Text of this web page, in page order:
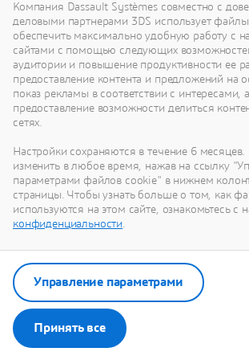
решениях.
Сброс
Компания Dassault Systèmes совместно с
деловыми партнерами 3DS использует
обеспечить максимально удобную работу с
сайтами с помощью следующих
аудитории и повышение продуктивности ее
предоставление контента и предложений на
показ рекламы в соответствии с интересами,
предоставление возможности делиться
сетях.
Настройки сохраняются в течение 6
изменить в любое время, нажав на ссылку
параметрами файлов cookie" в нижнем
страницы. Чтобы узнать больше о том, как
используются на этом сайте, ознакомьтесь с
конфиденциальности.
Принять все
Управление параметрами